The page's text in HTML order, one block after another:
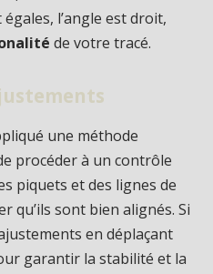
l’angle est droit,
de votre tracé.
une méthode
procéder à un contrôle
piquets et des lignes de
qu’ils sont bien alignés. Si
en déplaçant
garantir la stabilité et la